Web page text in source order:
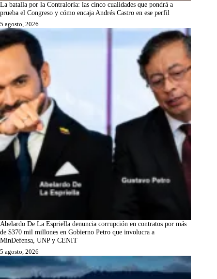
La batalla por la Contraloría: las cinco cualidades que pondrá a
prueba el Congreso y cómo encaja Andrés Castro en ese perfil
5 agosto, 2026
Abelardo De La Espriella denuncia corrupción en contratos por más
de $370 mil millones en Gobierno Petro que involucra a
MinDefensa, UNP y CENIT
5 agosto, 2026